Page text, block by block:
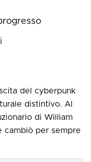
del cyberpunk
distintivo. Al
di William
cambiò per sempre